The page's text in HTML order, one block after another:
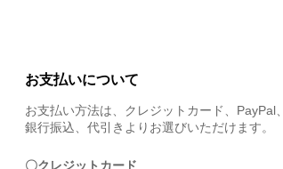
お支払いについて
お支払い方法は、クレジットカード、PayPal、
銀行振込、代引きよりお選びいただけます。
〇クレジットカード